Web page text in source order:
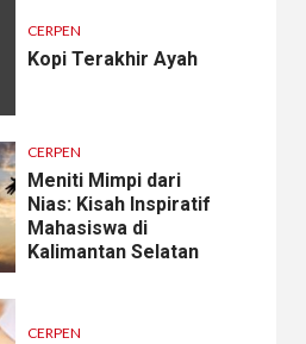
CERPEN
Kopi Terakhir Ayah
CERPEN
Meniti Mimpi dari
Nias: Kisah Inspiratif
Mahasiswa di
Kalimantan Selatan
CERPEN